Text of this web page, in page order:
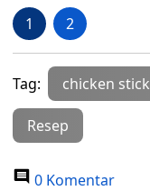
1 2
Tag: chicken stick
Resep
0 Komentar